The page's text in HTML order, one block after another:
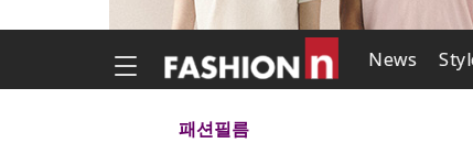
News
패션필름